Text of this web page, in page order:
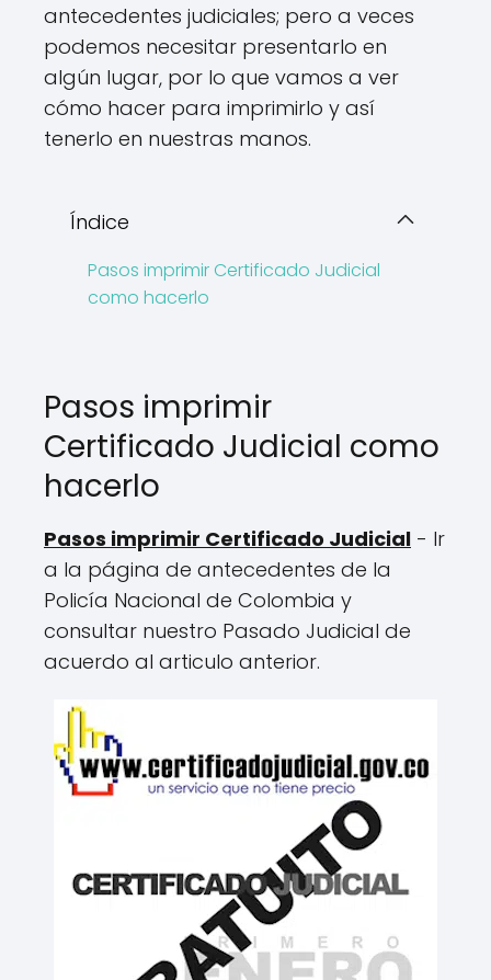
antecedentes judiciales; pero a veces
podemos necesitar presentarlo en
algún lugar, por lo que vamos a ver
cómo hacer para imprimirlo y así
tenerlo en nuestras manos.
Índice
Pasos imprimir Certificado Judicial
como hacerlo
Pasos imprimir
Certificado Judicial como
hacerlo
Pasos imprimir Certificado Judicial - Ir
a la página de antecedentes de la
Policía Nacional de Colombia y
consultar nuestro Pasado Judicial de
acuerdo al articulo anterior.